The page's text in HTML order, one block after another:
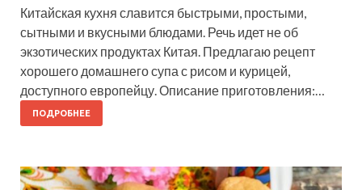
Китайская кухня славится быстрыми, простыми,
сытными и вкусными блюдами. Речь идет не об
экзотических продуктах Китая. Предлагаю рецепт
хорошего домашнего супа с рисом и курицей,
доступного европейцу. Описание приготовления:…
ПОДРОБНЕЕ